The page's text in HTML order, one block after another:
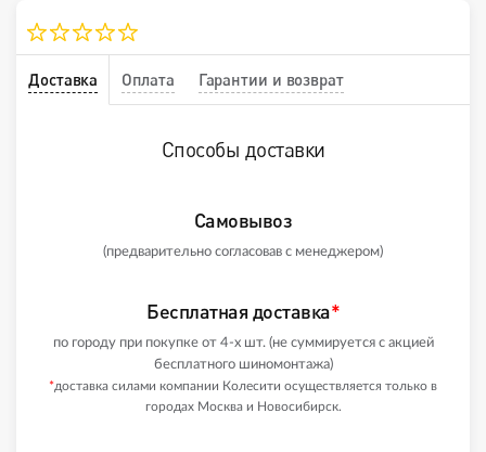
Доставка Оплата Гарантии и возврат
Способы доставки
Самовывоз
(предварительно согласовав с менеджером)
Бесплатная доставка*
по городу при покупке от 4-х шт. (не суммируется с акцией
бесплатного шиномонтажа)
*доставка силами компании Колесити осуществляется только в
городах Москва и Новосибирск.